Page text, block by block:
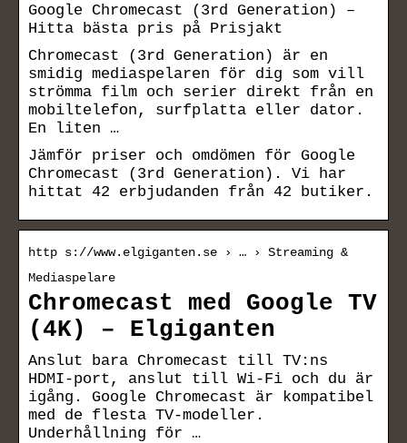
Google Chromecast (3rd Generation) –
Hitta bästa pris på Prisjakt
Chromecast (3rd Generation) är en
smidig mediaspelaren för dig som vill
strömma film och serier direkt från en
mobiltelefon, surfplatta eller dator.
En liten …
Jämför priser och omdömen för Google
Chromecast (3rd Generation). Vi har
hittat 42 erbjudanden från 42 butiker.
http s://www.elgiganten.se › … › Streaming &
Mediaspelare
Chromecast med Google TV
(4K) – Elgiganten
Anslut bara Chromecast till TV:ns
HDMI-port, anslut till Wi-Fi och du är
igång. Google Chromecast är kompatibel
med de flesta TV-modeller.
Underhållning för …